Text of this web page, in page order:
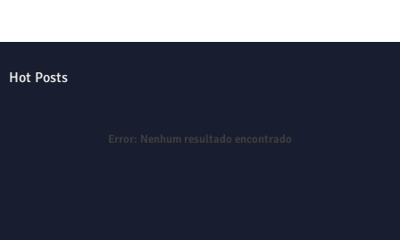
Hot Posts
Error: Nenhum resultado encontrado